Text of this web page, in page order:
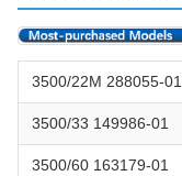
3500/22M 288055-01
3500/33 149986-01
3500/60 163179-01